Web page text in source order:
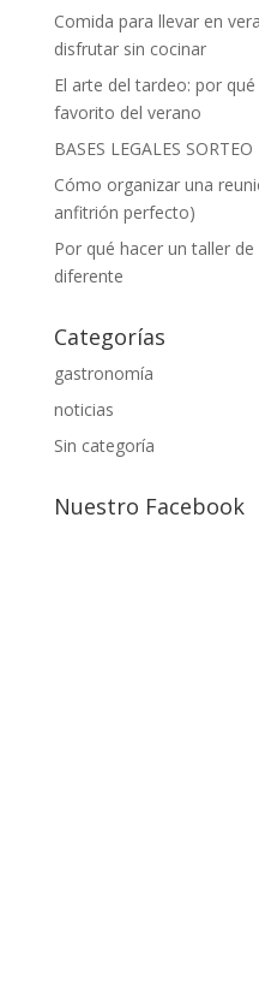
Comida para llevar en
disfrutar sin cocinar
El arte del tardeo: por
favorito del verano
BASES LEGALES
Cómo organizar una
anfitrión perfecto)
Por qué hacer un taller
diferente
Categorías
gastronomía
noticias
Sin categoría
Nuestro Facebook